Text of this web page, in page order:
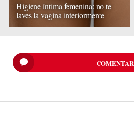
Higiene íntima femenina: no te
laves la vagina interiormente
COMENTAR